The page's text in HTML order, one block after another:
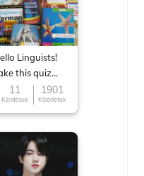
Linguists!
this quiz
11
Kérdések
1901
Kísérletek